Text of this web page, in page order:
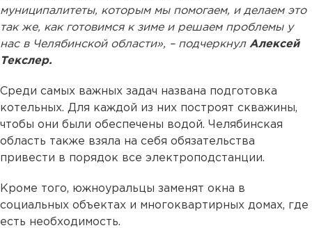
муниципалитеты, которым мы помогаем, и делаем это
так же, как готовимся к зиме и решаем проблемы у
нас в Челябинской области», – подчеркнул Алексей
Текслер.
Среди самых важных задач названа подготовка
котельных. Для каждой из них построят скважины,
чтобы они были обеспечены водой. Челябинская
область также взяла на себя обязательства
привести в порядок все электроподстанции.
Кроме того, южноуральцы заменят окна в
социальных объектах и многоквартирных домах, где
есть необходимость.